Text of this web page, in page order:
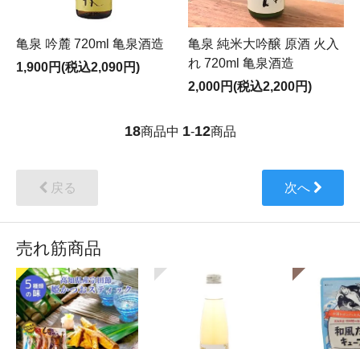
亀泉 吟麓 720ml 亀泉酒造
1,900円(税込2,090円)
亀泉 純米大吟醸 原酒 火入
れ 720ml 亀泉酒造
2,000円(税込2,200円)
18商品中 1-12商品
戻る 次へ
売れ筋商品